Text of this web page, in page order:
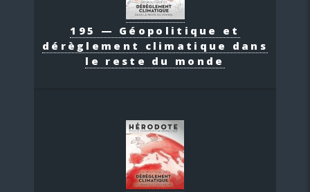
195 — Géopolitique et
dérèglement climatique dans
le reste du monde